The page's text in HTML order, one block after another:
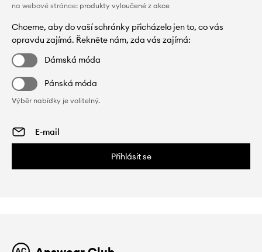
na webové stránce: produkty vyloučené z akce
Chceme, aby do vaší schránky přicházelo jen to, co vás
opravdu zajímá. Řekněte nám, zda vás zajímá:
Dámská móda
Pánská móda
Výběr nabídky je volitelný.
Přihlásit se